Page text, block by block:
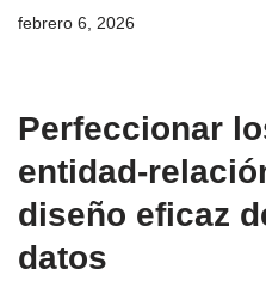
febrero 6, 2026
Perfeccionar
entidad-
diseño eficaz
datos